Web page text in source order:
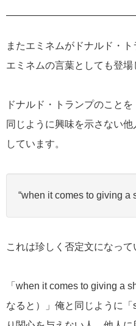
またエミネムがドナルド・
エミネムの言葉としても登場
ドナルド・トランプのこと
同じように興味を示さない
しています。
“when it comes to giving a
これは珍しく否定文になって
「when it comes to giving a
なると）」俺と同じように